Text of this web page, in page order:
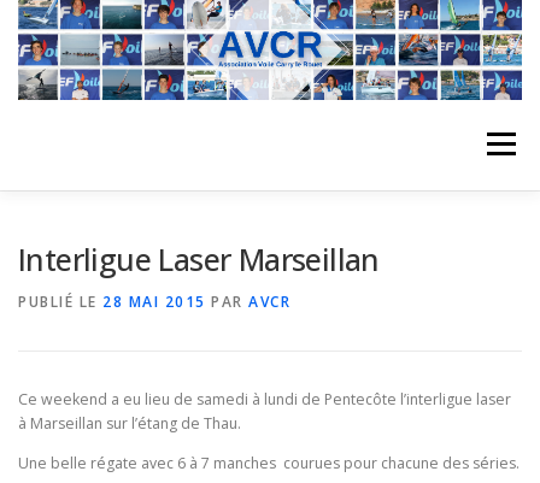
Aller
contenu
Menu
REGATES ALBUMS PHOTO
Interligue Laser Marseillan
PUBLIÉ LE 28 MAI 2015 PAR AVCR
Ce weekend a eu lieu de samedi à lundi de Pentecôte l’interligue laser
à Marseillan sur l’étang de Thau.
Une belle régate avec 6 à 7 manches courues pour chacune des séries.